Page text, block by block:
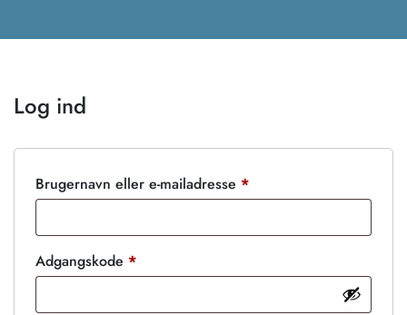
Log ind
Brugernavn eller e-mailadresse *
Adgangskode *